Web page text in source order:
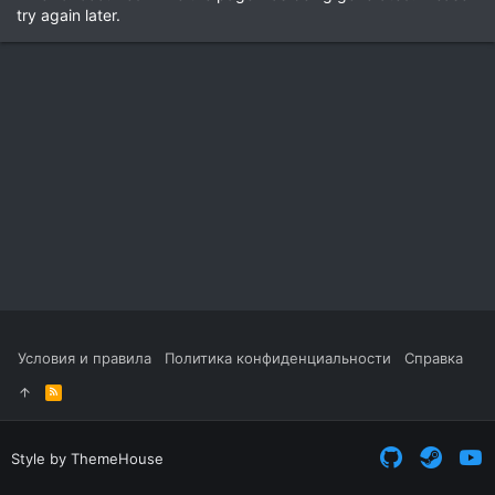
try again later.
Условия и правила Политика конфиденциальности Справка
R
S
S
Style by ThemeHouse